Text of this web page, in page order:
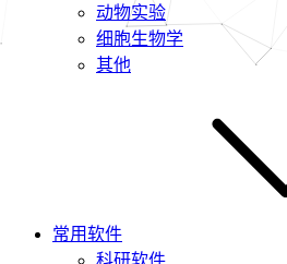
动物实验
细胞生物学
其他
常用软件
科研软件